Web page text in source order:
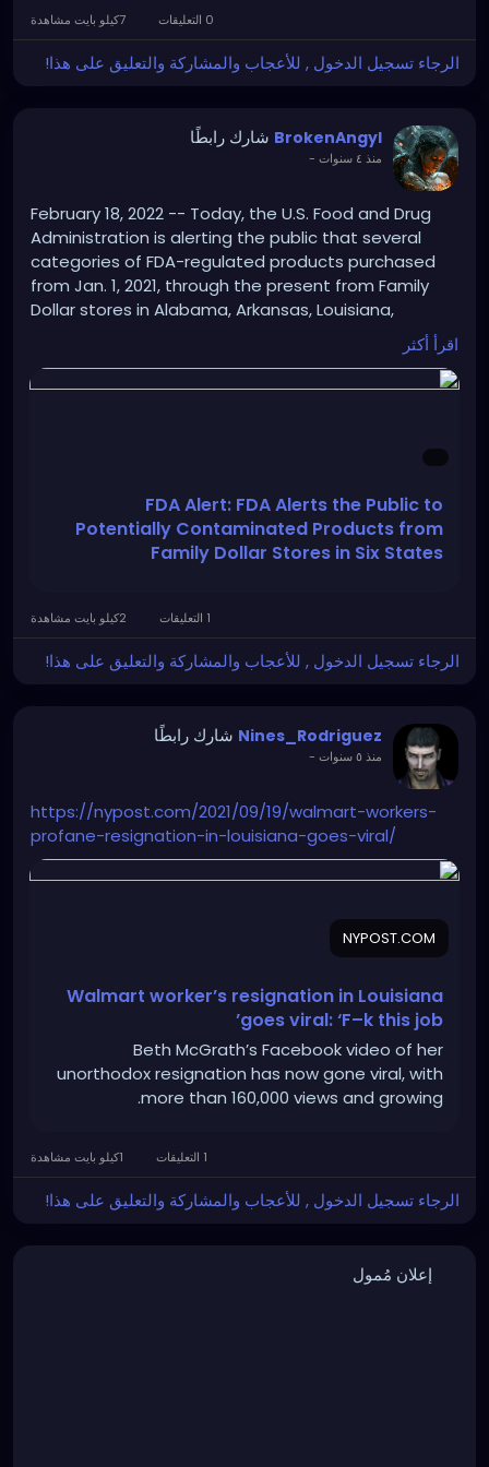
الرجاء تسجيل الدخول , للأعجاب والمشاركة والتعليق على هذا!
BrokenAngyl شارك رابطًا
منذ ٤ سنوات -
February 18, 2022 -- Today, the U.S. Food and Drug
Administration is alerting the public that several
categories of FDA-regulated products purchased
from Jan. 1, 2021, through the present from Family
Dollar stores in Alabama, Arkansas, Louisiana,
Mississippi, Missouri and Tennessee may be unsafe
_source=ddc&utm_medium=email&utm_campaig
n=FDA+Safety+Alert++FDA+Alerts+the+Public+to+P
otentially+Contaminated+Products+from+Family+D
اقرأ أكثر
FDA Alert: FDA Alerts the Public to
Potentially Contaminated Products from
Family Dollar Stores in Six States
الرجاء تسجيل الدخول , للأعجاب والمشاركة والتعليق على هذا!
Nines_Rodriguez شارك رابطًا
منذ ٥ سنوات -
https://nypost.com/2021/09/19/walmart-workers-
profane-resignation-in-louisiana-goes-viral/
NYPOST.COM
Walmart worker’s resignation in Louisiana
goes viral: ‘F–k this job’
Beth McGrath’s Facebook video of her
unorthodox resignation has now gone viral, with
more than 160,000 views and growing.
الرجاء تسجيل الدخول , للأعجاب والمشاركة والتعليق على هذا!
إعلان مُمول